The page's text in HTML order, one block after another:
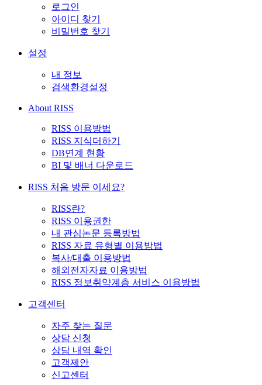
로그인
아이디 찾기
비밀번호 찾기
설정
내 정보
검색환경설정
About RISS
RISS 이용방법
RISS 지식더하기
DB연계 현황
BI 및 배너 다운로드
RISS 처음 방문 이세요?
RISS란?
RISS 이용권한
내 관심논문 등록방법
RISS 자료 유형별 이용방법
복사/대출 이용방법
해외전자자료 이용방법
RISS 정보취약계층 서비스 이용방법
고객센터
자주 찾는 질문
상담 신청
상담 내역 확인
고객제안
신고센터